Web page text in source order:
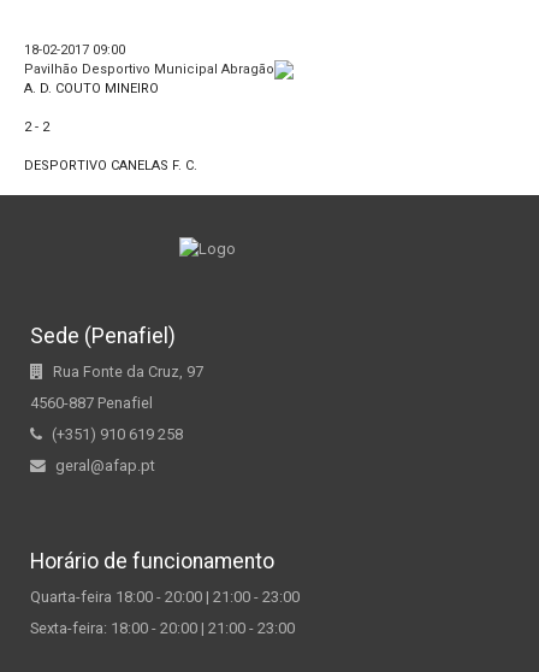
18-02-2017 09:00
Pavilhão Desportivo Municipal Abragão
A. D. COUTO MINEIRO
2 - 2
DESPORTIVO CANELAS F. C.
Sede (Penafiel)
Rua Fonte da Cruz, 97
4560-887 Penafiel
(+351) 910 619 258
geral@afap.pt
Horário de funcionamento
Quarta-feira 18:00 - 20:00 | 21:00 - 23:00
Sexta-feira: 18:00 - 20:00 | 21:00 - 23:00